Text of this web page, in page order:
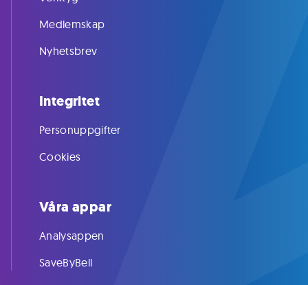
Medlemskap
Nyhetsbrev
Integritet
Personuppgifter
Cookies
Våra appar
Analysappen
SaveByBell